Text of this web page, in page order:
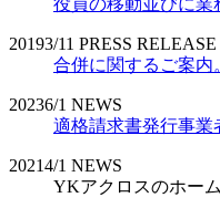
20193/11 PRESS RELEASE
合併に関するご案内
20236/1 NEWS
適格請求書発行事業
20214/1 NEWS
YKアクロスのホー